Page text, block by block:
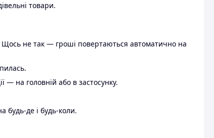
товари.
Щось не так — гроші повертаються автоматично на
на головній або в застосунку.
будь-де і будь-коли.